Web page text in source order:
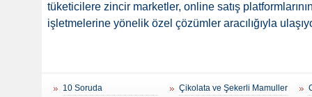
tüketicilere zincir marketler, online satış
işletmelerine yönelik özel çözümler aracılığıyla
10 Soruda
Çikolata ve Şekerli Mamuller